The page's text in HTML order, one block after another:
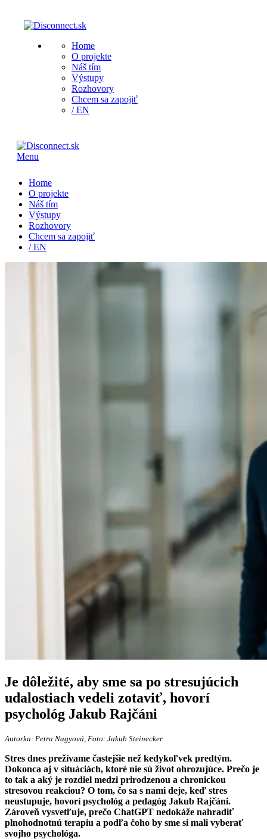
Home
O projekte
Náš tím
Výstupy
Rozhovory
Chcem sa zapojiť
/ EN
Menu
Home
O projekte
Náš tím
Výstupy
Rozhovory
Chcem sa zapojiť
/ EN
Je dôležité, aby sme sa po stresujúcich
udalostiach vedeli zotaviť, hovorí
psychológ Jakub Rajčáni
Autorka: Petra Nagyová, Foto: Jakub Steinecker
Stres dnes prežívame častejšie než kedykoľvek predtým.
Dokonca aj v situáciách, ktoré nie sú život ohrozujúce. Prečo je
to tak a aký je rozdiel medzi prirodzenou a chronickou
stresovou reakciou? O tom, čo sa s nami deje, keď stres
neustupuje, hovorí psychológ a pedagóg Jakub Rajčáni.
Zároveň vysvetľuje, prečo ChatGPT nedokáže nahradiť
plnohodnotnú terapiu a podľa čoho by sme si mali vyberať
svojho psychológa.